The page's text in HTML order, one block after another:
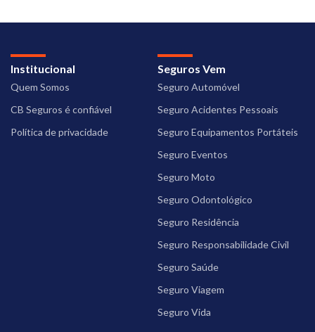
Institucional
Quem Somos
CB Seguros é confiável
Política de privacidade
Seguros Vem
Seguro Automóvel
Seguro Acidentes Pessoais
Seguro Equipamentos Portáteis
Seguro Eventos
Seguro Moto
Seguro Odontológico
Seguro Residência
Seguro Responsabilidade Civil
Seguro Saúde
Seguro Viagem
Seguro Vida